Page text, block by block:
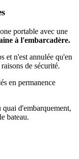
portable avec une
à l'embarcadère.
et n'est annulée qu'en
de sécurité.
en permanence
d'embarquement,
bateau.